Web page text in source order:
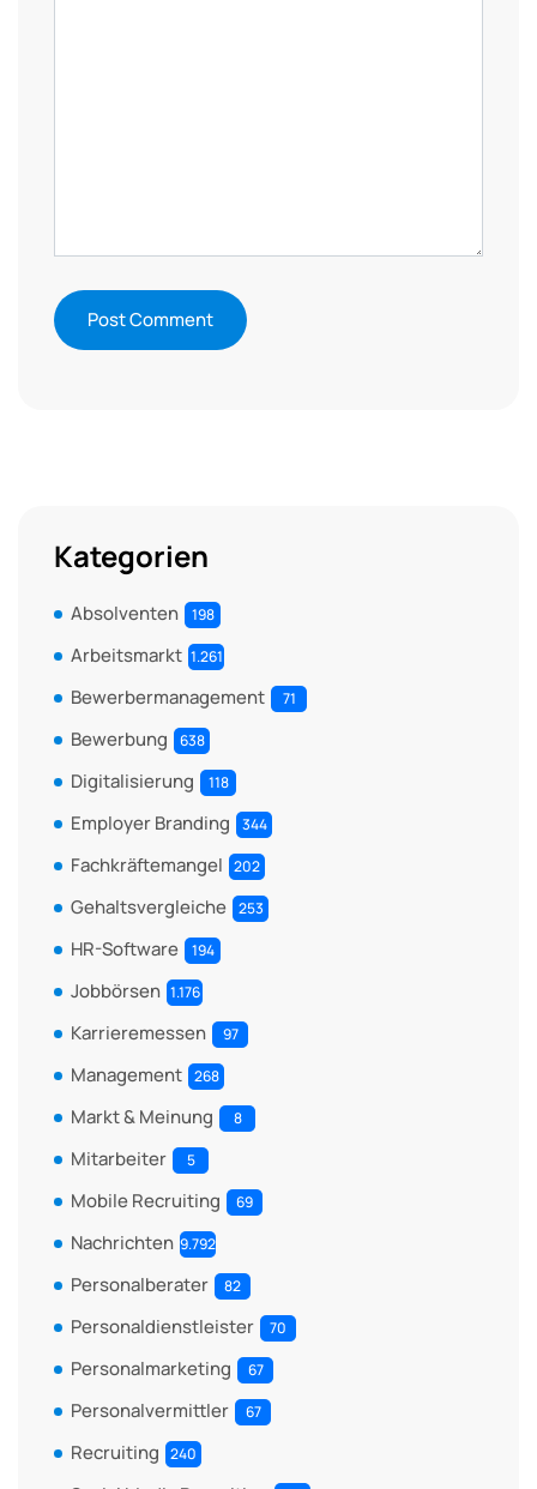
Kategorien
Absolventen 198
Arbeitsmarkt 1.261
Bewerbermanagement 71
Bewerbung 638
Digitalisierung 118
Employer Branding 344
Fachkräftemangel 202
Gehaltsvergleiche 253
HR-Software 194
Jobbörsen 1.176
Karrieremessen 97
Management 268
Markt & Meinung 8
Mitarbeiter 5
Mobile Recruiting 69
Nachrichten 9.792
Personalberater 82
Personaldienstleister 70
Personalmarketing 67
Personalvermittler 67
Recruiting 240